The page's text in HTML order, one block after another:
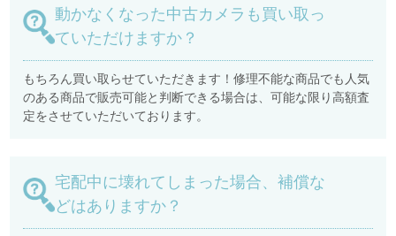
動かなくなった中古カメラも買い取っ
ていただけますか？
もちろん買い取らせていただきます！修理不能な商品でも人気
のある商品で販売可能と判断できる場合は、可能な限り高額査
定をさせていただいております。
宅配中に壊れてしまった場合、補償な
どはありますか？